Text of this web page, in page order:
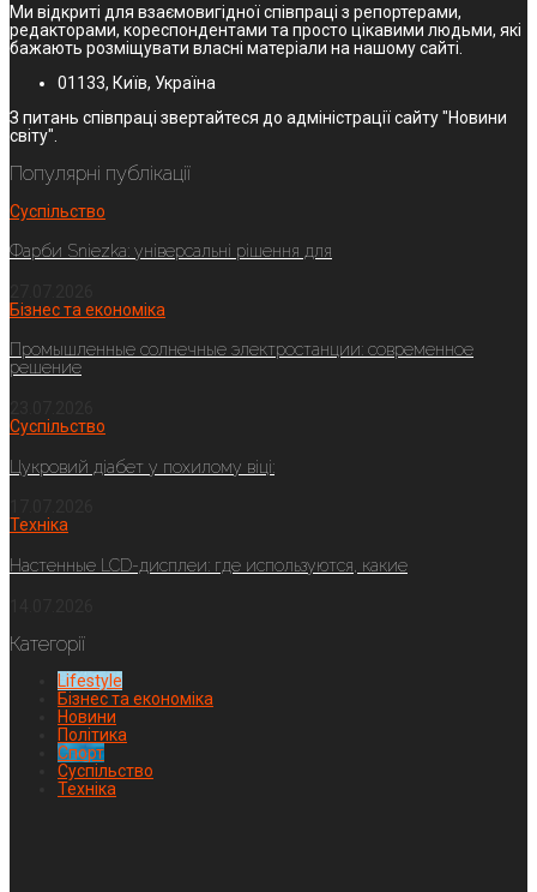
Ми відкриті для взаємовигідної співпраці з репортерами,
редакторами, кореспондентами та просто цікавими людьми, які
бажають розміщувати власні матеріали на нашому сайті.
01133, Київ, Україна
З питань співпраці звертайтеся до адміністрації сайту "Новини
світу".
Популярні публікації
Суспільство
Фарби Sniezka: універсальні рішення для
Бізнес та економіка
Промышленные солнечные электростанции: современное
решение
Суспільство
Цукровий діабет у похилому віці:
Техніка
Настенные LCD-дисплеи: где используются, какие
Категорії
Lifestyle
Бізнес та економіка
Новини
Політика
Спорт
Суспільство
Техніка